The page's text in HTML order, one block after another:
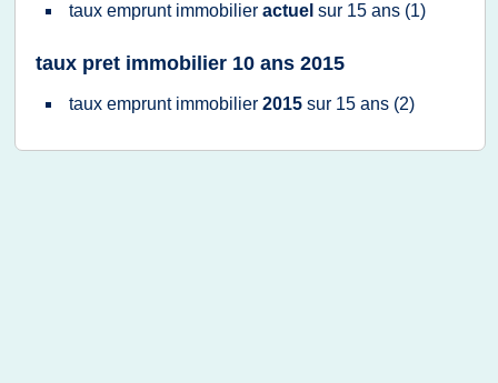
taux emprunt immobilier actuel sur 15 ans (1)
taux pret immobilier 10 ans 2015
taux emprunt immobilier 2015 sur 15 ans (2)